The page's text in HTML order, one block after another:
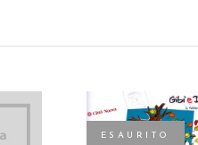
ESAURITO
LEGGI TUTTO